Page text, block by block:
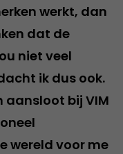
werkt, dan
dat de
niet veel
ik dus ook.
aansloot bij VIM
wereld voor me